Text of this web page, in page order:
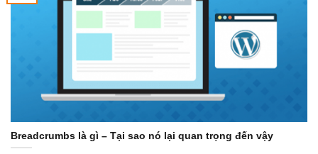
Breadcrumbs là gì – Tại sao nó lại quan trọng đến vậy